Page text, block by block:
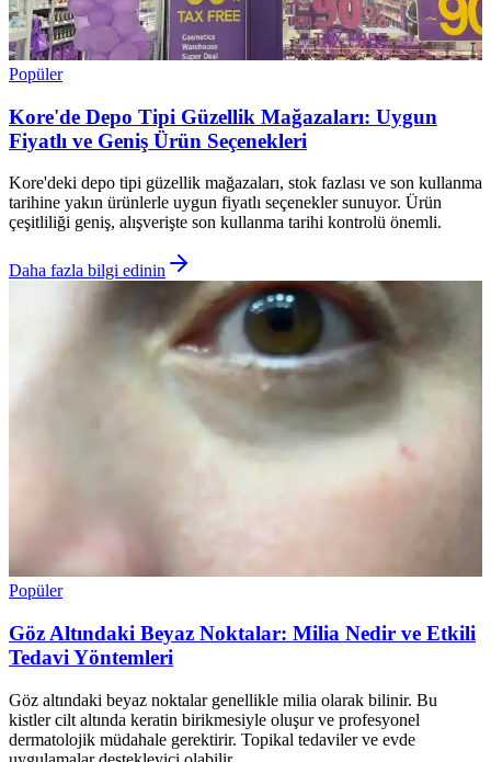
Popüler
Kore'de Depo Tipi Güzellik Mağazaları: Uygun
Fiyatlı ve Geniş Ürün Seçenekleri
Kore'deki depo tipi güzellik mağazaları, stok fazlası ve son kullanma
tarihine yakın ürünlerle uygun fiyatlı seçenekler sunuyor. Ürün
çeşitliliği geniş, alışverişte son kullanma tarihi kontrolü önemli.
Daha fazla bilgi edinin
Popüler
Göz Altındaki Beyaz Noktalar: Milia Nedir ve Etkili
Tedavi Yöntemleri
Göz altındaki beyaz noktalar genellikle milia olarak bilinir. Bu
kistler cilt altında keratin birikmesiyle oluşur ve profesyonel
dermatolojik müdahale gerektirir. Topikal tedaviler ve evde